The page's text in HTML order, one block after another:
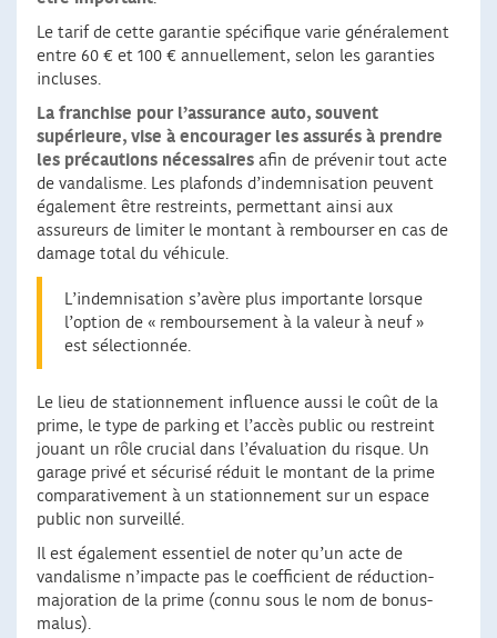
Le tarif de cette garantie spécifique varie généralement
entre 60 € et 100 € annuellement, selon les garanties
incluses.
La franchise pour l’assurance auto, souvent
supérieure, vise à encourager les assurés à prendre
les précautions nécessaires afin de prévenir tout acte
de vandalisme. Les plafonds d’indemnisation peuvent
également être restreints, permettant ainsi aux
assureurs de limiter le montant à rembourser en cas de
damage total du véhicule.
L’indemnisation s’avère plus importante lorsque
l’option de « remboursement à la valeur à neuf »
est sélectionnée.
Le lieu de stationnement influence aussi le coût de la
prime, le type de parking et l’accès public ou restreint
jouant un rôle crucial dans l’évaluation du risque. Un
garage privé et sécurisé réduit le montant de la prime
comparativement à un stationnement sur un espace
public non surveillé.
Il est également essentiel de noter qu’un acte de
vandalisme n’impacte pas le coefficient de réduction-
majoration de la prime (connu sous le nom de bonus-
malus).